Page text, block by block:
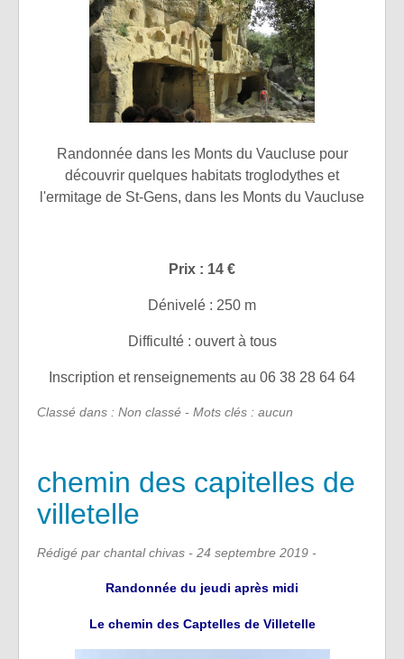
Randonnée dans les Monts du Vaucluse pour
découvrir quelques habitats troglodythes et
l'ermitage de St-Gens, dans les Monts du Vaucluse
Prix : 14 €
Dénivelé : 250 m
Difficulté : ouvert à tous
Inscription et renseignements au 06 38 28 64 64
Classé dans : Non classé - Mots clés : aucun
chemin des capitelles de
villetelle
Rédigé par chantal chivas - 24 septembre 2019 -
Randonnée du jeudi après midi
Le chemin des Captelles de Villetelle